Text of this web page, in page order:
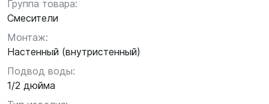
Группа товара:
Смесители
Монтаж:
Настенный (внутристенный)
Подвод воды:
1/2 дюйма